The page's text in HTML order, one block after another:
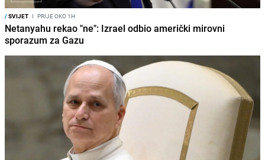
/SVIJET I PRIJE OKO 1H
Netanyahu rekao "ne": Izrael odbio američki mirovni
sporazum za Gazu